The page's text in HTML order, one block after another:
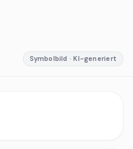
Symbolbild · KI-generiert